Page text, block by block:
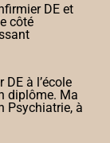
DE et
côté
à l’école
diplôme. Ma
Psychiatrie, à